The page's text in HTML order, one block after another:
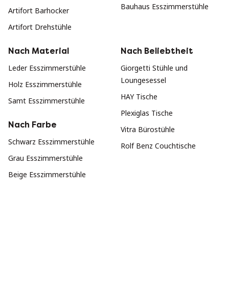
Artifort Barhocker
Artifort Drehstühle
Bauhaus Esszimmerstühle
Nach Material
Leder Esszimmerstühle
Holz Esszimmerstühle
Samt Esszimmerstühle
Nach Farbe
Schwarz Esszimmerstühle
Grau Esszimmerstühle
Beige Esszimmerstühle
Nach Beliebtheit
Giorgetti Stühle und
Loungesessel
HAY Tische
Plexiglas Tische
Vitra Bürostühle
Rolf Benz Couchtische